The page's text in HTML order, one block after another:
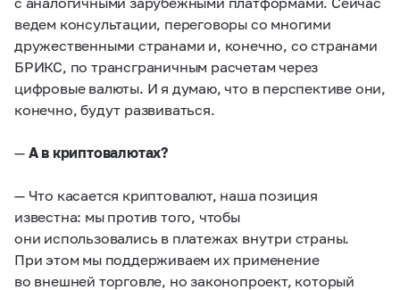
ведем консультации, переговоры со многими
дружественными странами и, конечно, со странами
БРИКС, по трансграничным расчетам через
цифровые валюты. И я думаю, что в перспективе они,
конечно, будут развиваться.
— А в криптовалютах?
— Что касается криптовалют, наша позиция
известна: мы против того, чтобы
они использовались в платежах внутри страны.
При этом мы поддерживаем их применение
во внешней торговле, но законопроект, который